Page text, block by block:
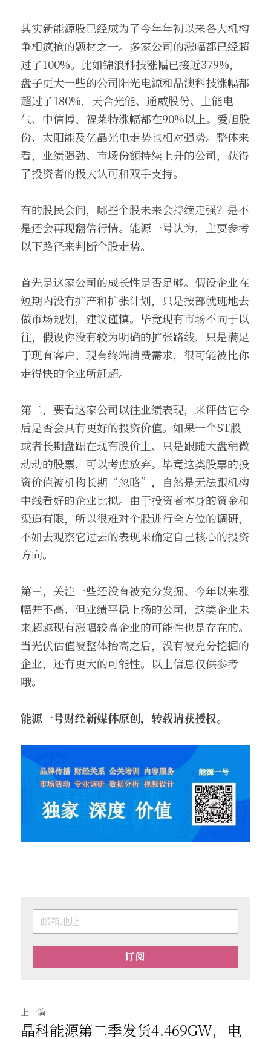
其实新能源股已经成为了今年年初以来各大机构
争相疯抢的题材之一。多家公司的涨幅都已经超
过了100%。比如锦浪科技涨幅已接近379%，
盘子更大一些的公司阳光电源和晶澳科技涨幅都
超过了180%，天合光能、通威股份、上能电
气、中信博、福莱特涨幅都在90%以上。爱旭股
份、太阳能及亿晶光电走势也相对强势。整体来
看，业绩强劲、市场份额持续上升的公司，获得
了投资者的极大认可和双手支持。
有的股民会问，哪些个股未来会持续走强？是不
是还会再现翻倍行情。能源一号认为，主要参考
以下路径来判断个股走势。
首先是这家公司的成长性是否足够。假设企业在
短期内没有扩产和扩张计划，只是按部就班地去
做市场规划，建议谨慎。毕竟现有市场不同于以
往，假设你没有较为明确的扩张路线，只是满足
于现有客户、现有终端消费需求，很可能被比你
走得快的企业所赶超。
第二，要看这家公司以往业绩表现，来评估它今
后是否会具有更好的投资价值。如果一个ST股
或者长期盘踞在现有股价上、只是跟随大盘稍微
动动的股票，可以考虑放弃。毕竟这类股票的投
资价值被机构长期“忽略”，自然是无法跟机构
中线看好的企业比拟。由于投资者本身的资金和
渠道有限，所以很难对个股进行全方位的调研，
不如去观察它过去的表现来确定自己核心的投资
方向。
第三，关注一些还没有被充分发掘、今年以来涨
幅并不高、但业绩平稳上扬的公司，这类企业未
来超越现有涨幅较高企业的可能性也是存在的。
当光伏估值被整体抬高之后，没有被充分挖掘的
企业，还有更大的可能性。以上信息仅供参考
哦。
能源一号财经新媒体原创，转载请获授权。
订阅
上一篇
晶科能源第二季发货4.469GW，电